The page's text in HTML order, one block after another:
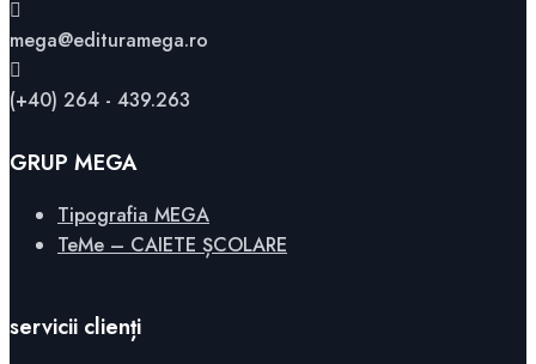
mega@edituramega.ro
(+40) 264 - 439.263
GRUP MEGA
Tipografia MEGA
TeMe – CAIETE ȘCOLARE
servicii clienți